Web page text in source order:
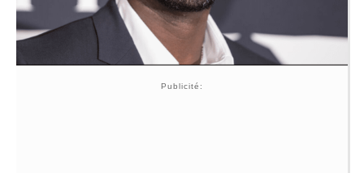
Publicité: